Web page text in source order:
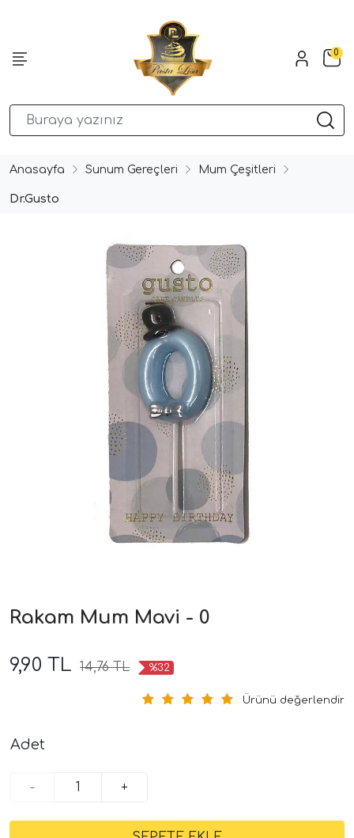
0
Anasayfa Sunum Gereçleri Mum Çeşitleri
Dr.Gusto
Rakam Mum Mavi - 0
9,90 TL 14,76 TL %32
Ürünü değerlendir
Adet
- +